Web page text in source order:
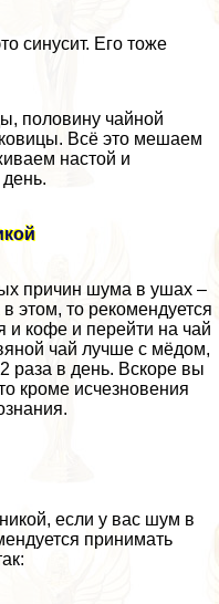
синусит. Его тоже
половину чайной
Всё это мешаем
настой и
причин шума в ушах –
этом, то рекомендуется
и кофе и перейти на чай
чай лучше с мёдом,
раза в день. Вскоре вы
кроме исчезновения
если у вас шум в
принимать